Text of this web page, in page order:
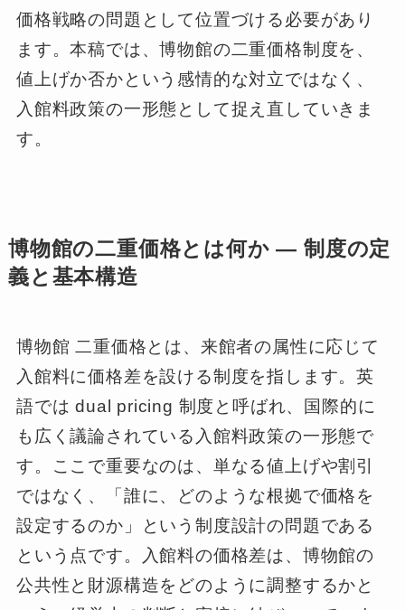
価格戦略の問題として位置づける必要があり
ます。本稿では、博物館の二重価格制度を、
値上げか否かという感情的な対立ではなく、
入館料政策の一形態として捉え直していきま
す。
博物館の二重価格とは何か ― 制度の定
義と基本構造
博物館 二重価格とは、来館者の属性に応じて
入館料に価格差を設ける制度を指します。英
語では dual pricing 制度と呼ばれ、国際的に
も広く議論されている入館料政策の一形態で
す。ここで重要なのは、単なる値上げや割引
ではなく、「誰に、どのような根拠で価格を
設定するのか」という制度設計の問題である
という点です。入館料の価格差は、博物館の
公共性と財源構造をどのように調整するかと